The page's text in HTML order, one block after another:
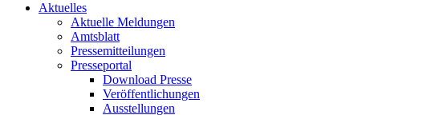
Aktuelles
Aktuelle Meldungen
Amtsblatt
Pressemitteilungen
Presseportal
Download Presse
Veröffentlichungen
Ausstellungen